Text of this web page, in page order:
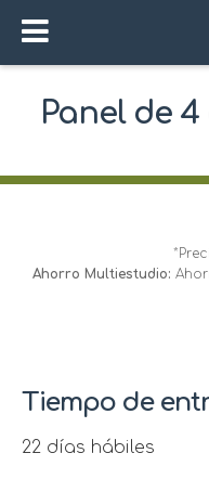
Panel de
Ahorro Multiestudio:
Tiempo de
22 días hábiles